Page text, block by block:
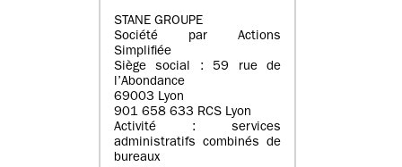
STANE GROUPE
Société par Actions
Simplifiée
Siège social : 59 rue de
l’Abondance
69003 Lyon
901 658 633 RCS Lyon
Activité : services
administratifs combinés de
bureaux